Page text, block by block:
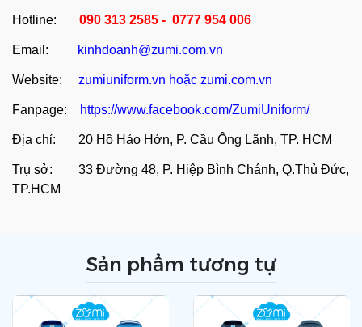
Hotline: 090 313 2585 - 0777 954 006
Email: kinhdoanh@zumi.com.vn
Website: zumiuniform.vn hoặc zumi.com.vn
Fanpage: https://www.facebook.com/ZumiUniform/
Địa chỉ: 20 Hồ Hảo Hớn, P. Cầu Ông Lãnh, TP. HCM
Trụ sở: 33 Đường 48, P. Hiệp Bình Chánh, Q.Thủ Đức,
TP.HCM
Sản phẩm tương tự